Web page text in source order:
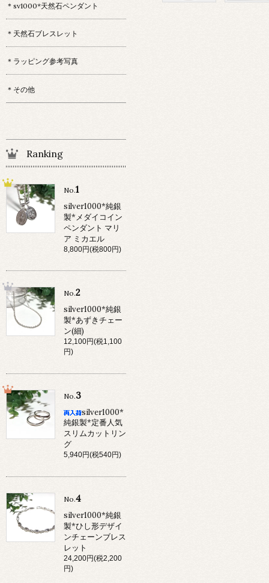
＊sv1000*天然石ペンダント
＊天然石ブレスレット
＊ラッピング参考写真
＊その他
Ranking
No.1
silver1000*純銀
製*メダイコイン
ペンダント マリ
ア ミカエル
8,800円(税800円)
No.2
silver1000*純銀
製*あずきチェー
ン(細)
12,100円(税1,100
円)
No.3
silver1000*
純銀製*定番人気
スリムカットリン
グ
5,940円(税540円)
No.4
silver1000*純銀
製*ひし形デザイ
ンチェーンブレス
レット
24,200円(税2,200
円)